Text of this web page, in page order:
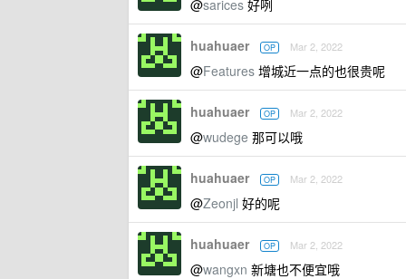
@sarices 好咧
huahuaer OP Mar 2, 2022
@Features 增城近一点的也很贵呢
huahuaer OP Mar 2, 2022
@wudege 那可以哦
huahuaer OP Mar 2, 2022
@Zeonjl 好的呢
huahuaer OP Mar 2, 2022
@wangxn 新塘也不便宜哦